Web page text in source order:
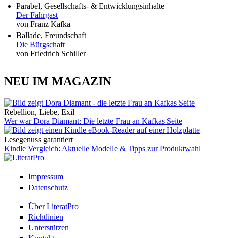
Parabel, Gesellschafts- & Entwicklungsinhalte
Der Fahrgast
von Franz Kafka
Ballade, Freundschaft
Die Bürgschaft
von Friedrich Schiller
NEU IM MAGAZIN
Rebellion, Liebe, Exil
Wer war Dora Diamant: Die letzte Frau an Kafkas Seite
Lesegenuss garantiert
Kindle Vergleich: Aktuelle Modelle & Tipps zur Produktwahl
Impressum
Datenschutz
Über LiteratPro
Richtlinien
Unterstützen